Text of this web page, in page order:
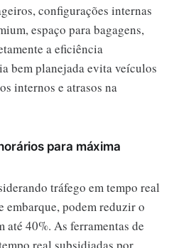
configurações internas
espaço para bagagens,
a eficiência
bem planejada evita veículos
internos e atrasos na
para máxima
tráfego em tempo real
embarque, podem reduzir o
até 40%. As ferramentas de
real subsidiadas por